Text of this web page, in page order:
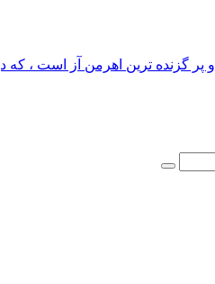
پر گزنده ترین اهرمن آز است ،
جستجو